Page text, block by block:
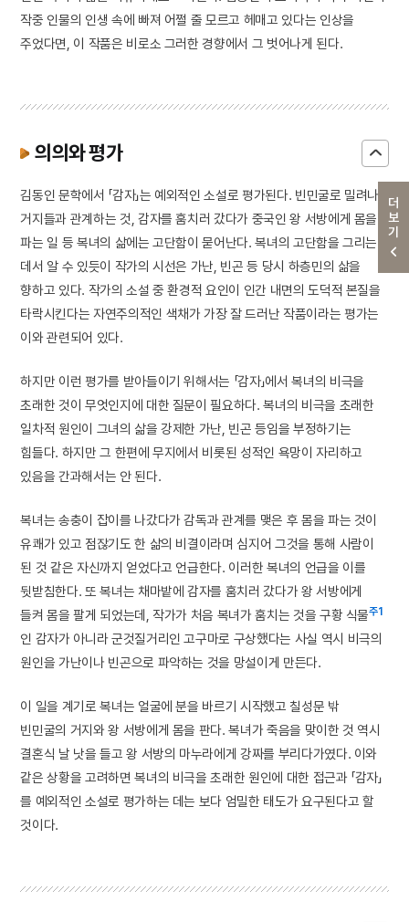
더보기
작중 인물의 인생 속에 빠져 어쩔 줄 모르고 헤매고 있다는 인상을
주었다면, 이 작품은 비로소 그러한 경향에서 그 벗어나게 된다.
의의와 평가
김동인 문학에서 「감자」는 예외적인 소설로 평가된다. 빈민굴로 밀려나
거지들과 관계하는 것, 감자를 훔치러 갔다가 중국인 왕 서방에게 몸을
파는 일 등 복녀의 삶에는 고단함이 묻어난다. 복녀의 고단함을 그리는
데서 알 수 있듯이 작가의 시선은 가난, 빈곤 등 당시 하층민의 삶을
향하고 있다. 작가의 소설 중 환경적 요인이 인간 내면의 도덕적 본질을
타락시킨다는 자연주의적인 색채가 가장 잘 드러난 작품이라는 평가는
이와 관련되어 있다.
하지만 이런 평가를 받아들이기 위해서는 「감자」에서 복녀의 비극을
초래한 것이 무엇인지에 대한 질문이 필요하다. 복녀의 비극을 초래한
일차적 원인이 그녀의 삶을 강제한 가난, 빈곤 등임을 부정하기는
힘들다. 하지만 그 한편에 무지에서 비롯된 성적인 욕망이 자리하고
있음을 간과해서는 안 된다.
복녀는 송충이 잡이를 나갔다가 감독과 관계를 맺은 후 몸을 파는 것이
유쾌가 있고 점잖기도 한 삶의 비결이라며 심지어 그것을 통해 사람이
된 것 같은 자신까지 얻었다고 언급한다. 이러한 복녀의 언급을 이를
뒷받침한다. 또 복녀는 채마밭에 감자를 훔치러 갔다가 왕 서방에게
들켜 몸을 팔게 되었는데, 작가가 처음 복녀가 훔치는 것을 구황 식물주1
인 감자가 아니라 군것질거리인 고구마로 구상했다는 사실 역시 비극의
원인을 가난이나 빈곤으로 파악하는 것을 망설이게 만든다.
이 일을 계기로 복녀는 얼굴에 분을 바르기 시작했고 칠성문 밖
빈민굴의 거지와 왕 서방에게 몸을 판다. 복녀가 죽음을 맞이한 것 역시
결혼식 날 낫을 들고 왕 서방의 마누라에게 강짜를 부리다가였다. 이와
같은 상황을 고려하면 복녀의 비극을 초래한 원인에 대한 접근과 「감자」
를 예외적인 소설로 평가하는 데는 보다 엄밀한 태도가 요구된다고 할
것이다.